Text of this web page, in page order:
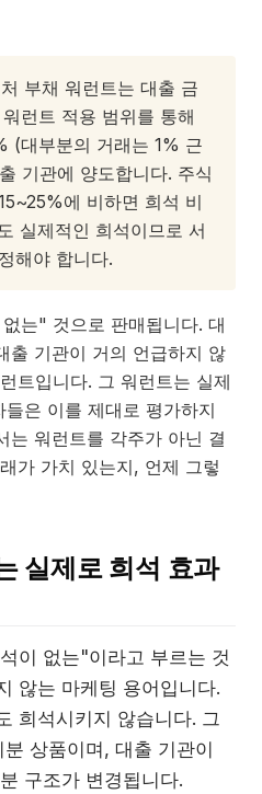
부채 워런트는 대출 금
런트 적용 범위를 통해
(대부분의 거래는 1% 근
기관에 양도합니다. 주식
에 비하면 희석 비
실제적인 희석이므로 서
해야 합니다.
는" 것으로 판매됩니다. 대
출 기관이 거의 언급하지 않
트입니다. 그 워런트는 실제
은 이를 제대로 평가하지
는 워런트를 각주가 아닌 결
가 가치 있는지, 언제 그렇
실제로 희석 효과
이 없는"이라고 부르는 것
않는 마케팅 용어입니다.
희석시키지 않습니다. 그
상품이며, 대출 기관이
구조가 변경됩니다.